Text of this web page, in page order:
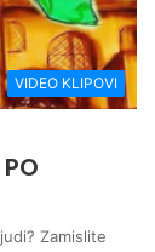
VIDEO KLIPOVI
Zamislite